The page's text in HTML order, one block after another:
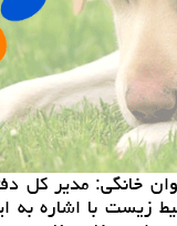
خانگی: مدیر كل